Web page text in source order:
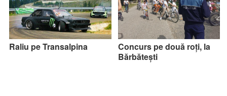
Raliu pe Transalpina
Concurs pe două roți, la
Bărbătești